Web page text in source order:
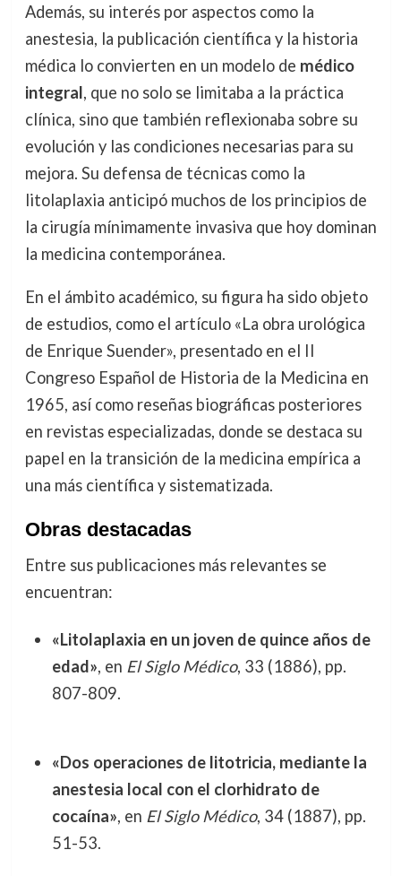
Además, su interés por aspectos como la
anestesia, la publicación científica y la historia
médica lo convierten en un modelo de médico
integral, que no solo se limitaba a la práctica
clínica, sino que también reflexionaba sobre su
evolución y las condiciones necesarias para su
mejora. Su defensa de técnicas como la
litolaplaxia anticipó muchos de los principios de
la cirugía mínimamente invasiva que hoy dominan
la medicina contemporánea.
En el ámbito académico, su figura ha sido objeto
de estudios, como el artículo «La obra urológica
de Enrique Suender», presentado en el II
Congreso Español de Historia de la Medicina en
1965, así como reseñas biográficas posteriores
en revistas especializadas, donde se destaca su
papel en la transición de la medicina empírica a
una más científica y sistematizada.
Obras destacadas
Entre sus publicaciones más relevantes se
encuentran:
«Litolaplaxia en un joven de quince años de
edad», en El Siglo Médico, 33 (1886), pp.
807-809.
«Dos operaciones de litotricia, mediante la
anestesia local con el clorhidrato de
cocaína», en El Siglo Médico, 34 (1887), pp.
51-53.